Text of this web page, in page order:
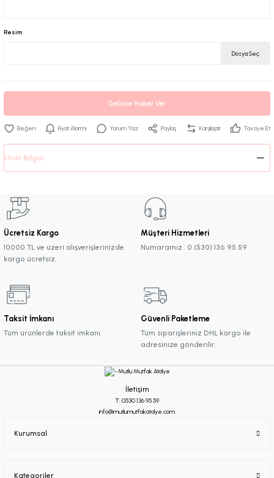
Resim
Dosya Seç
Gelince Haber Ver
Fiyat Alarmı Yorum Yaz Paylaş Karşılaştır Tavsiye Et
Ürün Bilgisi
Ücretsiz Kargo
10000 TL ve üzeri alışverişlerinizde
kargo ücretsiz.
Müşteri Hizmetleri
Numaramız : 0 (530) 136 95 59
Taksit İmkanı
Tüm ürünlerde taksit imkanı.
Güvenli Paketleme
Tüm siparişleriniz DHL kargo ile
adresinize gönderilir.
İletişim
T: 0530 136 95 59
info@mutlumutfakatolye.com
Kurumsal
Kategoriler